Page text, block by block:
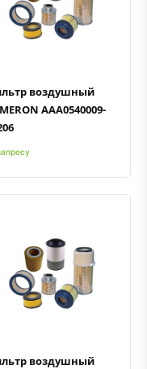
Быстрый просмотрДобавить к сравнению
Добавить в избранное
воздушный
AAA0540009-
Быстрый просмотрДобавить к сравнению
Добавить в избранное
воздушный